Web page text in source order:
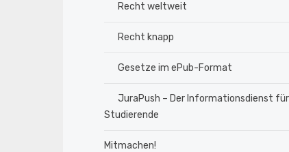
Recht weltweit
Recht knapp
Gesetze im ePub-Format
JuraPush – Der Informationsdienst für
Studierende
Mitmachen!